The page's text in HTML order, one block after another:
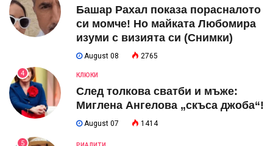
Башар Рахал показа порасналото
си момче! Но майката Любомира
изуми с визията си (Снимки)
August 08 2765
4 КЛЮКИ
След толкова сватби и мъже:
Миглена Ангелова „скъса джоба“!
August 07 1414
5